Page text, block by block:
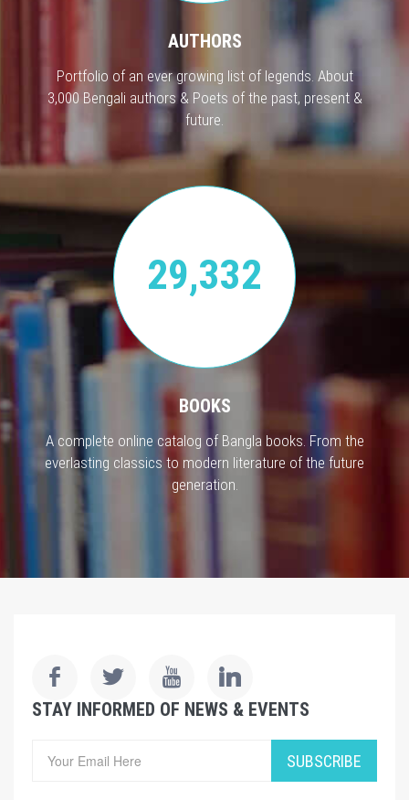
AUTHORS
Portfolio of an ever growing list of legends. About
3,000 Bengali authors & Poets of the past, present &
future.
29,332
BOOKS
A complete online catalog of Bangla books. From the
everlasting classics to modern literature of the future
generation.
STAY INFORMED OF NEWS & EVENTS
SUBSCRIBE